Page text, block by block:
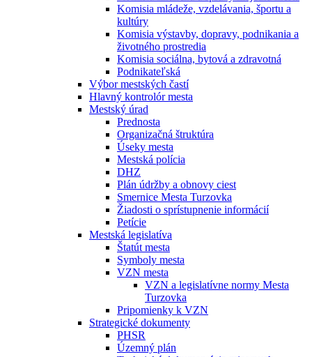
Komisia mládeže, vzdelávania, športu a
kultúry
Komisia výstavby, dopravy, podnikania a
životného prostredia
Komisia sociálna, bytová a zdravotná
Podnikateľská
Výbor mestských častí
Hlavný kontrolór mesta
Mestský úrad
Prednosta
Organizačná štruktúra
Úseky mesta
Mestská polícia
DHZ
Plán údržby a obnovy ciest
Smernice Mesta Turzovka
Žiadosti o sprístupnenie informácií
Petície
Mestská legislatíva
Štatút mesta
Symboly mesta
VZN mesta
VZN a legislatívne normy Mesta
Turzovka
Pripomienky k VZN
Strategické dokumenty
PHSR
Územný plán